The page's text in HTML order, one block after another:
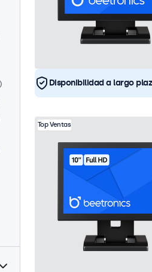
Disponibilidad a largo
Top Ventas